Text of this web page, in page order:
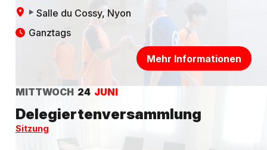
Salle du Cossy, Nyon
Ganztags
Mehr Informationen
MITTWOCH 24 JUNI
Delegiertenversammlung
Sitzung